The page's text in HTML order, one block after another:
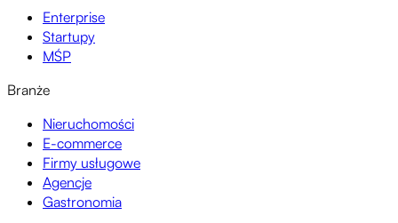
Enterprise
Startupy
MŚP
Branże
Nieruchomości
E-commerce
Firmy usługowe
Agencje
Gastronomia